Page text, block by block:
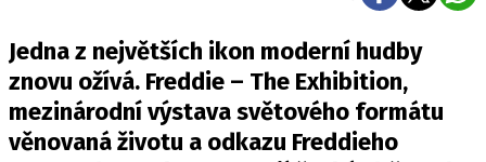
KONTAKT
VYDAVATEL
INZERCE
OSOBNÍ ÚDAJE / COOKIES
Jedna z největších ikon moderní hudby
znovu ožívá. Freddie – The Exhibition,
mezinárodní výstava světového formátu
věnovaná životu a odkazu Freddieho